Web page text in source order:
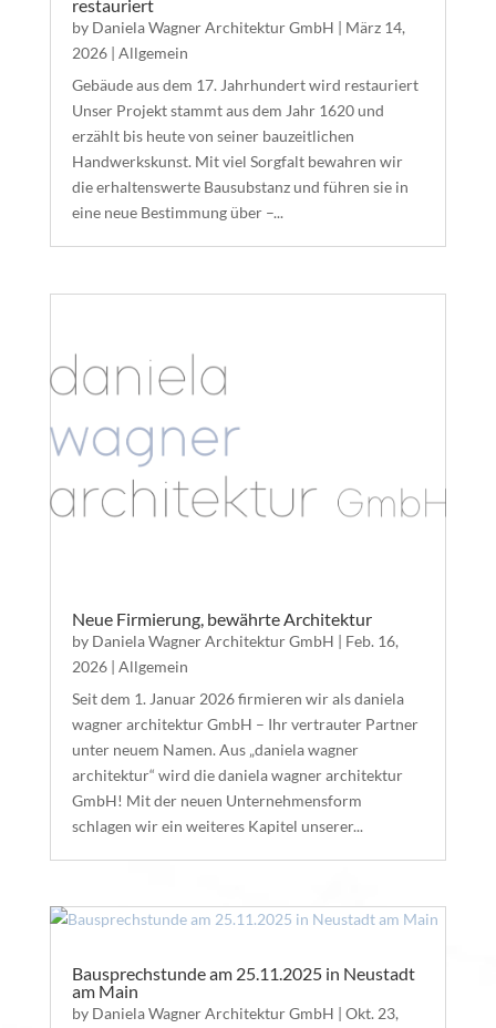
restauriert
by Daniela Wagner Architektur GmbH | März 14,
2026| Allgemein
Gebäude aus dem 17. Jahrhundert wird restauriert
Unser Projekt stammt aus dem Jahr 1620 und
erzählt bis heute von seiner bauzeitlichen
Handwerkskunst. Mit viel Sorgfalt bewahren wir
die erhaltenswerte Bausubstanz und führen sie in
eine neue Bestimmung über –...
Neue Firmierung, bewährte Architektur
by Daniela Wagner Architektur GmbH | Feb. 16,
2026| Allgemein
Seit dem 1. Januar 2026 firmieren wir als daniela
wagner architektur GmbH – Ihr vertrauter Partner
unter neuem Namen. Aus „daniela wagner
architektur“ wird die daniela wagner architektur
GmbH! Mit der neuen Unternehmensform
schlagen wir ein weiteres Kapitel unserer...
Bausprechstunde am 25.11.2025 in Neustadt
am Main
by Daniela Wagner Architektur GmbH | Okt. 23,